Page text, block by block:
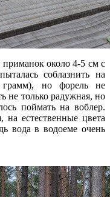
приманок около 4-5 см с
соблазнить на
но форель не
не только радужная, но
поймать на воблер.
на естественные цвета
вода в водоеме очень